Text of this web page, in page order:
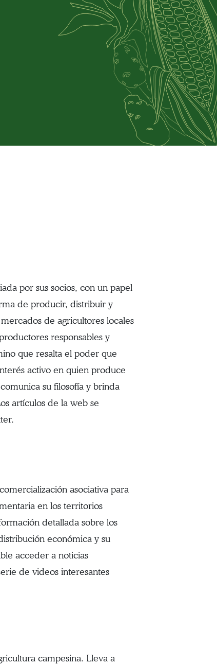
por sus socios, con un papel
de producir, distribuir y
de agricultores locales
responsables y
que resalta el poder que
activo en quien produce
su filosofía y brinda
artículos de la web se
asociativa para
en los territorios
detallada sobre los
económica y su
acceder a noticias
de videos interesantes
campesina. Lleva a